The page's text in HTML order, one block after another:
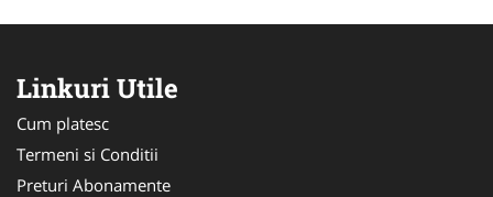
Linkuri Utile
Cum platesc
Termeni si Conditii
Preturi Abonamente